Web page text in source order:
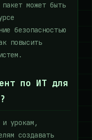
может быть
безопасностью
повысить
по ИТ для
урокам,
создавать